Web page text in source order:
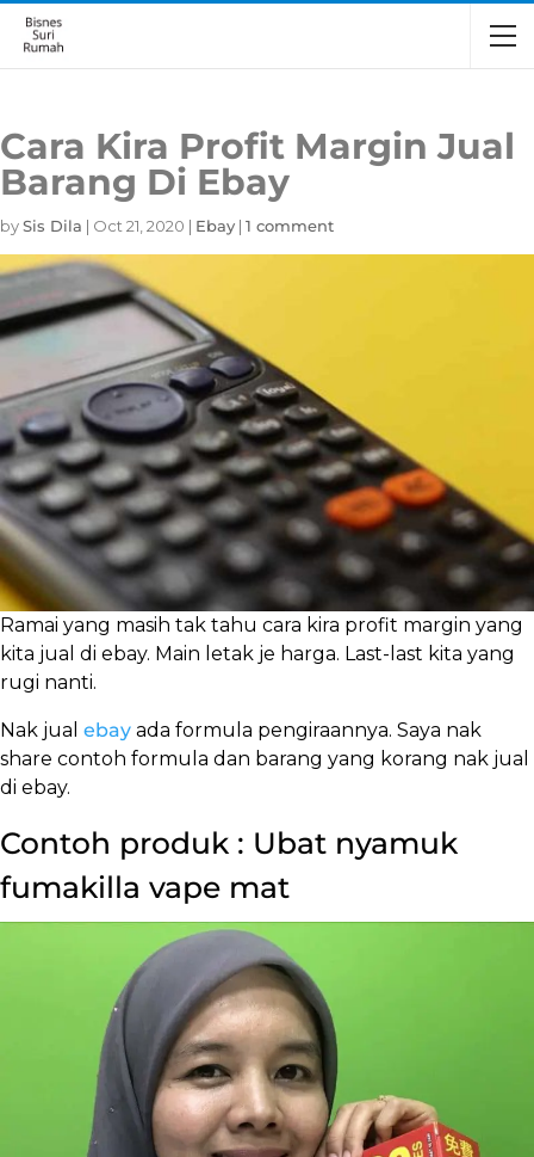
Cara Kira Profit Margin Jual
Barang Di Ebay
bySis Dila | Oct 21, 2020 | Ebay | 1 comment
Ramai yang masih tak tahu cara kira profit margin yang
kita jual di ebay. Main letak je harga. Last-last kita yang
rugi nanti.
Nak jual ebay ada formula pengiraannya. Saya nak
share contoh formula dan barang yang korang nak jual
di ebay.
Contoh produk : Ubat nyamuk
fumakilla vape mat